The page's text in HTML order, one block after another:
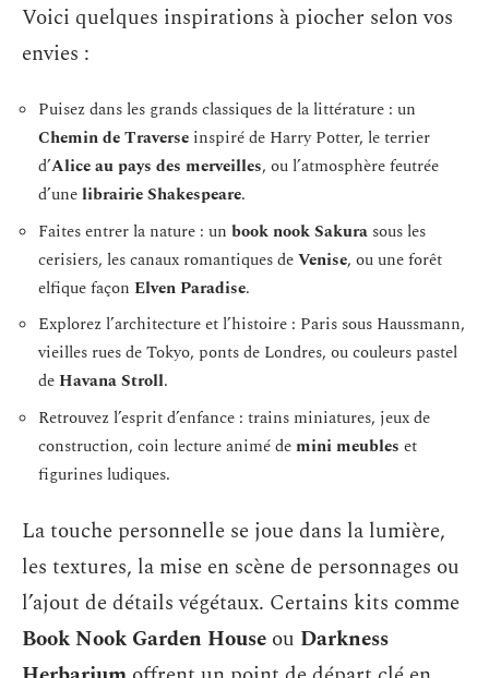
Voici quelques inspirations à piocher selon vos
envies :
Puisez dans les grands classiques de la littérature : un
Chemin de Traverse inspiré de Harry Potter, le terrier
d’Alice au pays des merveilles, ou l’atmosphère feutrée
d’unelibrairie Shakespeare.
Faites entrer la nature : un book nook Sakura sous les
cerisiers, les canaux romantiques deVenise, ou une forêt
elfique façon Elven Paradise.
Explorez l’architecture et l’histoire : Paris sous Haussmann,
vieilles rues de Tokyo, ponts de Londres, ou couleurs pastel
deHavana Stroll.
Retrouvez l’esprit d’enfance : trains miniatures, jeux de
construction, coin lecture animé demini meubles et
figurines ludiques.
La touche personnelle se joue dans la lumière,
les textures, la mise en scène de personnages ou
l’ajout de détails végétaux. Certains kits comme
Book Nook Garden House ou Darkness